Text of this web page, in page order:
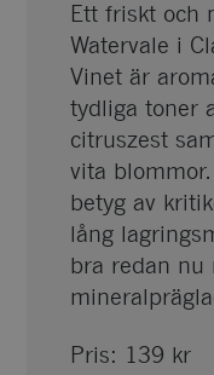
Ett friskt och
Watervale i
Vinet är
tydliga toner
citruszest
vita
betyg av
lång
bra redan nu
Pris: 139 kr